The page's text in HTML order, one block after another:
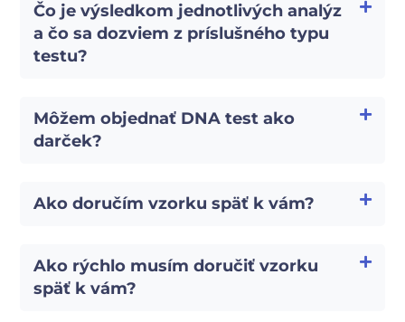
Čo je výsledkom jednotlivých analýz
a čo sa dozviem z príslušného typu
testu?
Môžem objednať DNA test ako
darček?
Ako doručím vzorku späť k vám?
Ako rýchlo musím doručiť vzorku
späť k vám?